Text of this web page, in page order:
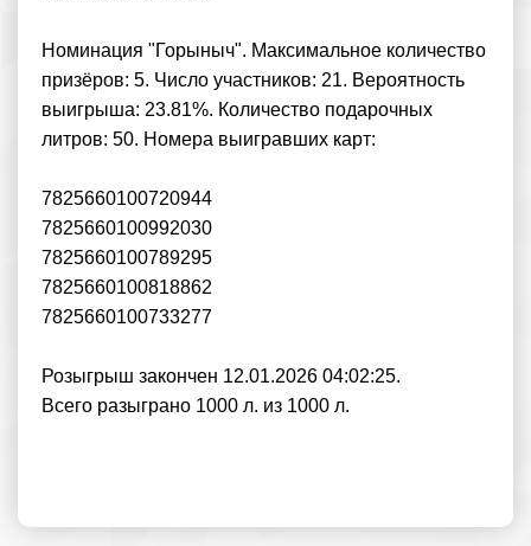
Номинация "Горыныч". Максимальное количество
призёров: 5. Число участников: 21. Вероятность
выигрыша: 23.81%. Количество подарочных
литров: 50. Номера выигравших карт:
7825660100720944
7825660100992030
7825660100789295
7825660100818862
7825660100733277
Розыгрыш закончен 12.01.2026 04:02:25.
Всего разыграно 1000 л. из 1000 л.